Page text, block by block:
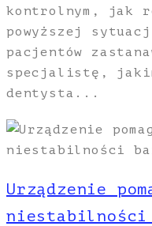
kontrolnym, jak
powyższej
pacjentów
specjalistę,
dentysta...
Urządzenie
niestabilności